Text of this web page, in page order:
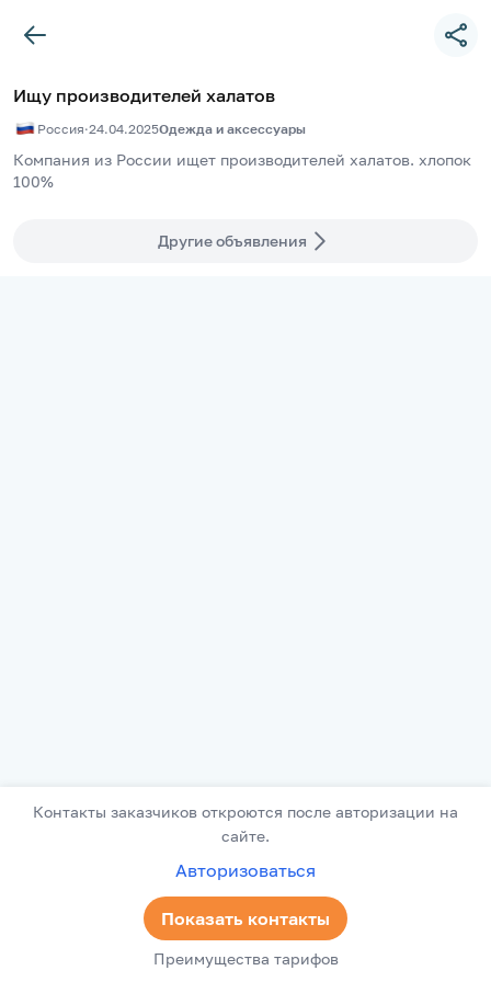
Ищу производителей халатов
Россия·24.04.2025Одежда и аксессуары
Компания из России ищет производителей халатов. хлопок
100%
Другие объявления
Контакты заказчиков откроются после авторизации на
сайте.
Авторизоваться
Показать контакты
Преимущества тарифов